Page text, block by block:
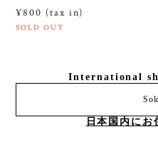
¥800 (tax in)
SOLD OUT
International
日本国内にお